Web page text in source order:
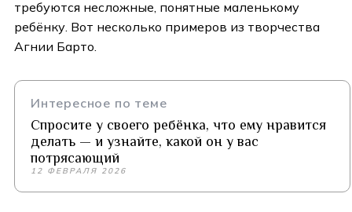
требуются несложные, понятные маленькому
ребёнку. Вот несколько примеров из творчества
Агнии Барто.
Интересное по теме
Спросите у своего ребёнка, что ему нравится
делать — и узнайте, какой он у вас
потрясающий
12 ФЕВРАЛЯ 2026